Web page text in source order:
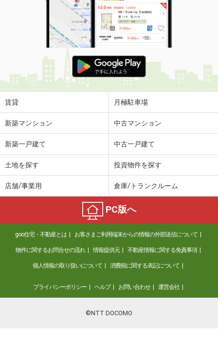
賃貸 月極駐車場
新築マンション 中古マンション
新築一戸建て 中古一戸建て
土地を探す 投資物件を探す
店舗/事業用 倉庫/トランクルーム
PC版へ
goo住宅・不動産とは お客さまご利用端末からの情報の外部送信について
物件に関するお問合せの流れ 情報提供元 不動産情報に関する免責事項
個人情報の取り扱いについて 消費税に関する表記について
プライバシーポリシー ヘルプ お問い合わせ 運営会社
©NTT DOCOMO